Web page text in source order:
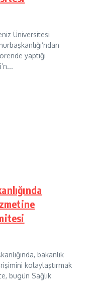
Üniversitesi
yaptığı
bakanlık
kolaylaştırmak
bugün Sağlık